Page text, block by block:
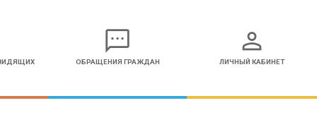
sms
ОБРАЩЕНИЯ ГРАЖДАН
person
ЛИЧНЫЙ КАБИНЕТ